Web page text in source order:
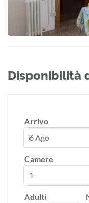
Disponibilità
Arrivo
6 Ago
Camere
Adulti